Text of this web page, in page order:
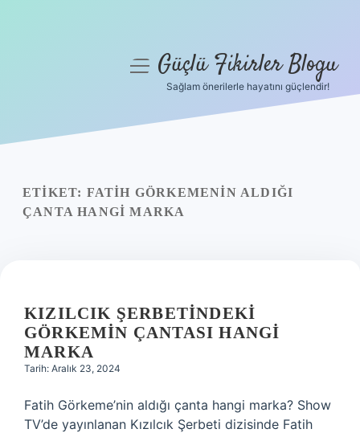
Yasal Uyarı
menüyüGüçlü Fikirler Blogu
Sağlam önerilerle hayatını güçlendir!
ETIKET: FATIH GÖRKEMENIN ALDIĞI
ÇANTA HANGI MARKA
KIZILCIK ŞERBETINDEKI
GÖRKEMIN ÇANTASI HANGI
MARKA
Tarih: Aralık 23, 2024
Fatih Görkeme’nin aldığı çanta hangi marka? Show
TV’de yayınlanan Kızılcık Şerbeti dizisinde Fatih